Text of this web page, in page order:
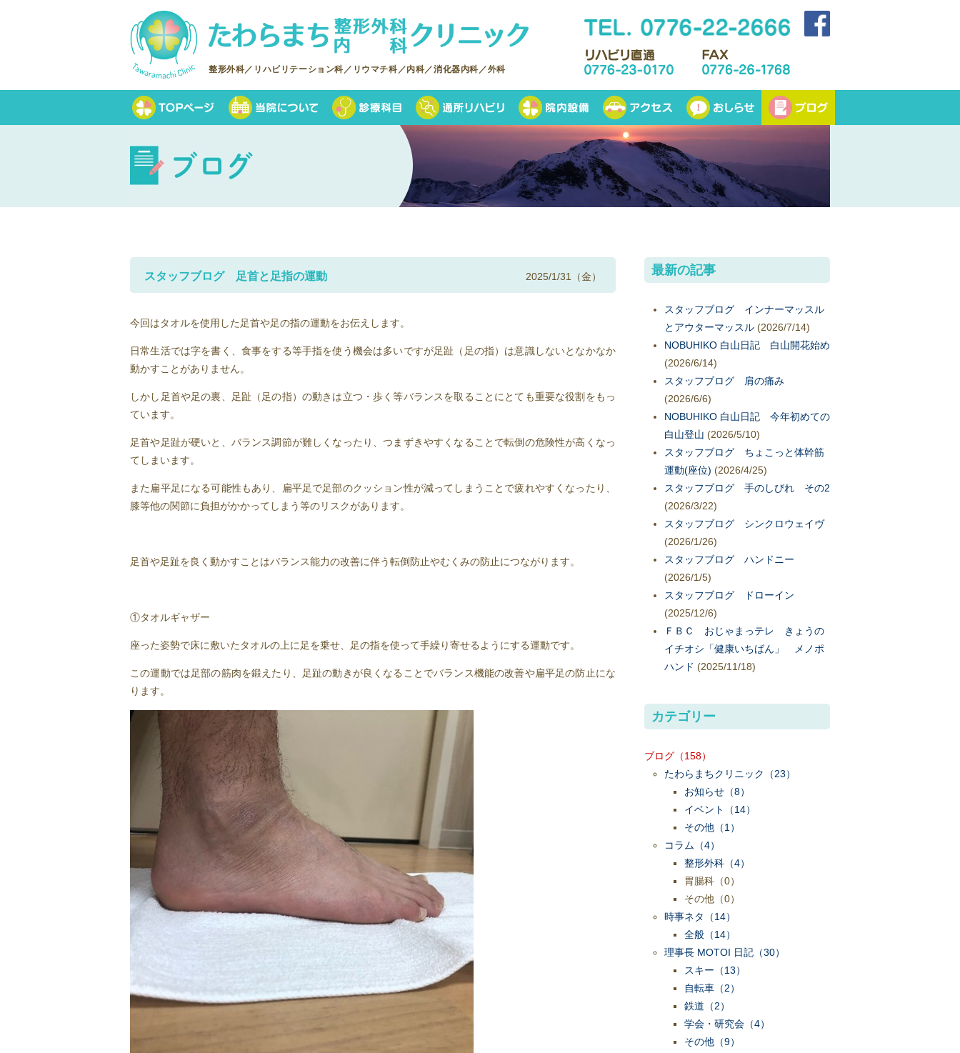
整形外科／リハビリテーション科／リウマチ科／内科／消化器内科／外科
スタッフブログ 足首と足指の運動 2025/1/31（金）
今回はタオルを使用した足首や足の指の運動をお伝えします。
日常生活では字を書く、食事をする等手指を使う機会は多いですが足趾（足の指）は意識しないとなかなか
動かすことがありません。
しかし足首や足の裏、足趾（足の指）の動きは立つ・歩く等バランスを取ることにとても重要な役割をもっ
ています。
足首や足趾が硬いと、バランス調節が難しくなったり、つまずきやすくなることで転倒の危険性が高くなっ
てしまいます。
また扁平足になる可能性もあり、扁平足で足部のクッション性が減ってしまうことで疲れやすくなったり、
膝等他の関節に負担がかかってしまう等のリスクがあります。
足首や足趾を良く動かすことはバランス能力の改善に伴う転倒防止やむくみの防止につながります。
①タオルギャザー
座った姿勢で床に敷いたタオルの上に足を乗せ、足の指を使って手繰り寄せるようにする運動です。
この運動では足部の筋肉を鍛えたり、足趾の動きが良くなることでバランス機能の改善や扁平足の防止にな
ります。
最新の記事
スタッフブログ インナーマッスル
とアウターマッスル (2026/7/14)
NOBUHIKO 白山日記 白山開花始め
(2026/6/14)
スタッフブログ 肩の痛み
(2026/6/6)
NOBUHIKO 白山日記 今年初めての
白山登山 (2026/5/10)
スタッフブログ ちょこっと体幹筋
運動(座位) (2026/4/25)
スタッフブログ 手のしびれ その2
(2026/3/22)
スタッフブログ シンクロウェイヴ
(2026/1/26)
スタッフブログ ハンドニー
(2026/1/5)
スタッフブログ ドローイン
(2025/12/6)
ＦＢＣ おじゃまっテレ きょうの
イチオシ「健康いちばん」 メノポ
ハンド (2025/11/18)
カテゴリー
ブログ （158）
たわらまちクリニック
（23）
お知らせ （8）
イベント
（14）
その他 （1）
コラム （4）
整形外科 （4）
胃腸科 （0）
その他 （0）
時事ネタ
（14）
全般 （14）
理事長 MOTOI 日記 （30）
スキー （13）
自転車 （2）
鉄道 （2）
学会・研究会 （4）
その他 （9）